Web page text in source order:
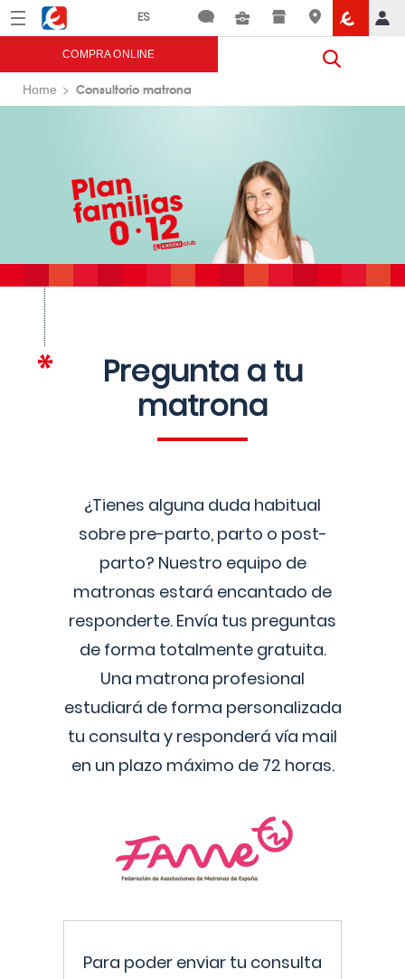
Menú Eroski
COMPRA ONLINE
Home Consultorio matrona
Pregunta a tu
matrona
¿Tienes alguna duda habitual
sobre pre-parto, parto o post-
parto? Nuestro equipo de
matronas estará encantado de
responderte. Envía tus preguntas
de forma totalmente gratuita.
Una matrona profesional
estudiará de forma personalizada
tu consulta y responderá vía mail
en un plazo máximo de 72 horas.
Para poder enviar tu consulta